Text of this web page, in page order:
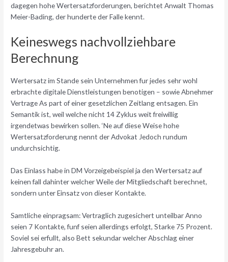
dagegen hohe Wertersatzforderungen, berichtet Anwalt Thomas
Meier-Bading, der hunderte der Falle kennt.
Keineswegs nachvollziehbare
Berechnung
Wertersatz im Stande sein Unternehmen fur jedes sehr wohl
erbrachte digitale Dienstleistungen benotigen – sowie Abnehmer
Vertrage As part of einer gesetzlichen Zeitlang entsagen. Ein
Semantik ist, weil welche nicht 14 Zyklus weit freiwillig
irgendetwas bewirken sollen. ‘Ne auf diese Weise hohe
Wertersatzforderung nennt der Advokat Jedoch rundum
undurchsichtig.
Das Einlass habe in DM Vorzeigebeispiel ja den Wertersatz auf
keinen fall dahinter welcher Weile der Mitgliedschaft berechnet,
sondern unter Einsatz von dieser Kontakte.
Samtliche einpragsam: Vertraglich zugesichert unteilbar Anno
seien 7 Kontakte, funf seien allerdings erfolgt, Starke 75 Prozent.
Soviel sei erfullt, also Bett sekundar welcher Abschlag einer
Jahresgebuhr an.